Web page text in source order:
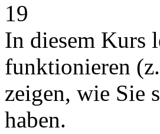
19
In diesem Kurs
funktionieren
zeigen, wie Sie
haben.